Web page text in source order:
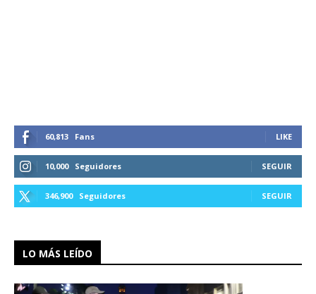
60,813 Fans LIKE
10,000 Seguidores SEGUIR
346,900 Seguidores SEGUIR
LO MÁS LEÍDO